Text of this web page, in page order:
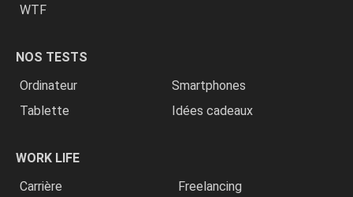
WTF
NOS TESTS
Ordinateur
Smartphones
Tablette
Idées cadeaux
WORK LIFE
Carrière
Freelancing